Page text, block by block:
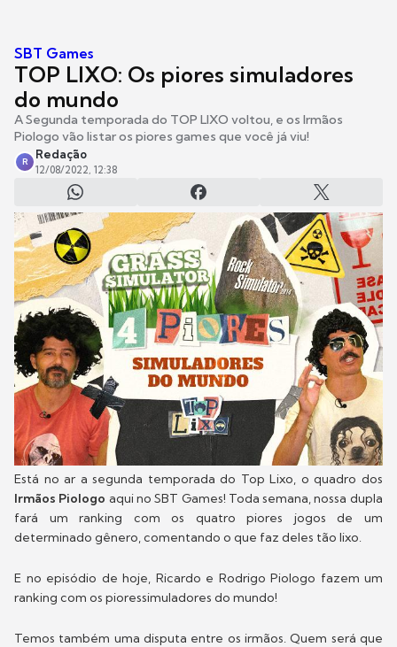
SBT Games
TOP LIXO: Os piores simuladores
do mundo
A Segunda temporada do TOP LIXO voltou, e os Irmãos
Piologo vão listar os piores games que você já viu!
R
Redação
12/08/2022, 12:38
Está no ar a segunda temporada do Top Lixo, o quadro dos
Irmãos Piologo aqui no SBT Games! Toda semana, nossa dupla
fará um ranking com os quatro piores jogos de um
determinado gênero, comentando o que faz deles tão lixo.
E no episódio de hoje, Ricardo e Rodrigo Piologo fazem um
ranking com os pioressimuladores do mundo!
Temos também uma disputa entre os irmãos. Quem será que